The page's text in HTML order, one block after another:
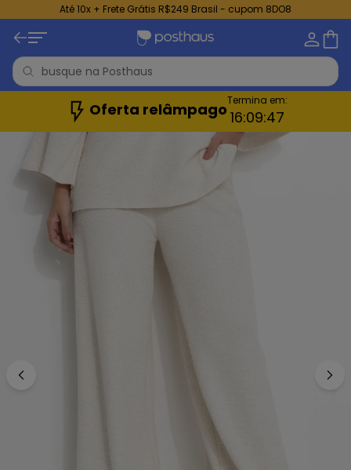
Até 10x + Frete Grátis R$249 Brasil - cupom 8DO8
Oferta relâmpagoTermina em:
16:09:45